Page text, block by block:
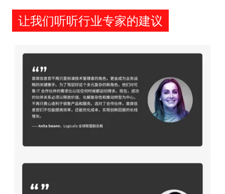
让我们听听行业专家的建议